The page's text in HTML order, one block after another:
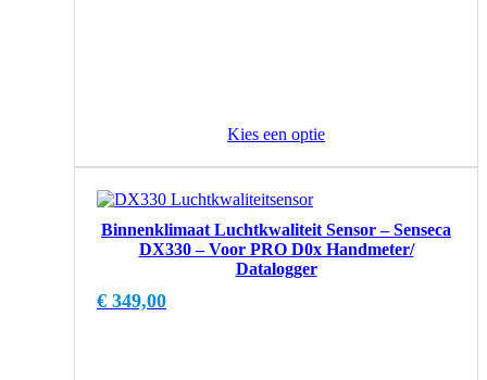
Kies een optie
Binnenklimaat Luchtkwaliteit Sensor – Senseca
DX330 – Voor PRO D0x Handmeter/
Datalogger
€ 349,00